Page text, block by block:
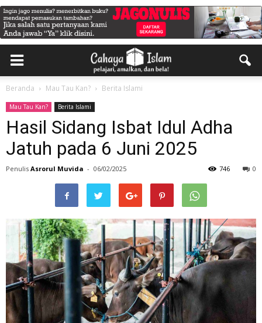
Beranda Mau Tau Kan? Berita Islami
Mau Tau Kan? Berita Islami
Hasil Sidang Isbat Idul Adha
Jatuh pada 6 Juni 2025
Penulis Asrorul Muvida - 06/02/2025 0
746